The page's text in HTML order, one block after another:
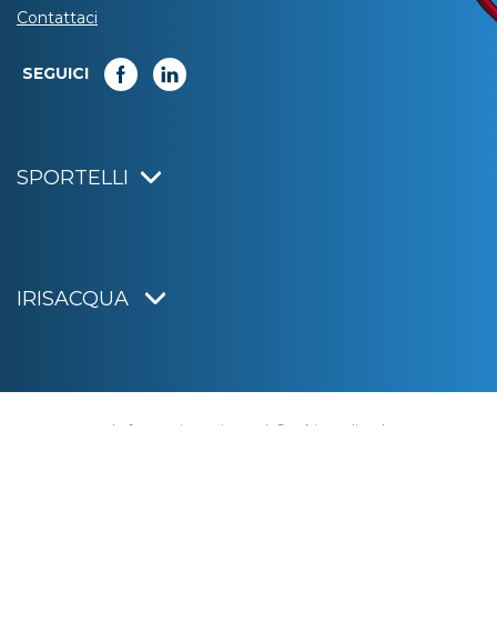
Contattaci
SEGUICI
SPORTELLI
IRISACQUA
Informativa privacy | Cookie policy
|